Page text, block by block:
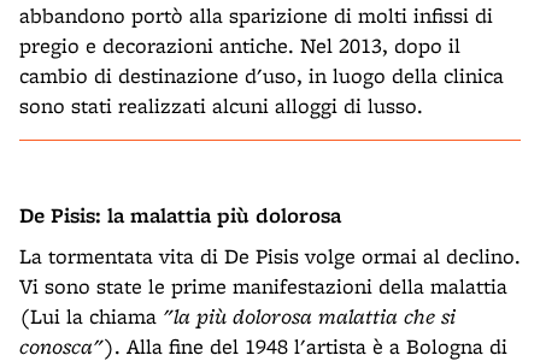
abbandono portò alla sparizione di molti infissi di
pregio e decorazioni antiche. Nel 2013, dopo il
cambio di destinazione d'uso, in luogo della clinica
sono stati realizzati alcuni alloggi di lusso.
De Pisis: la malattia più dolorosa
La tormentata vita di De Pisis volge ormai al declino.
Vi sono state le prime manifestazioni della malattia
(Lui la chiama "la più dolorosa malattia che si
conosca"). Alla fine del 1948 l'artista è a Bologna di